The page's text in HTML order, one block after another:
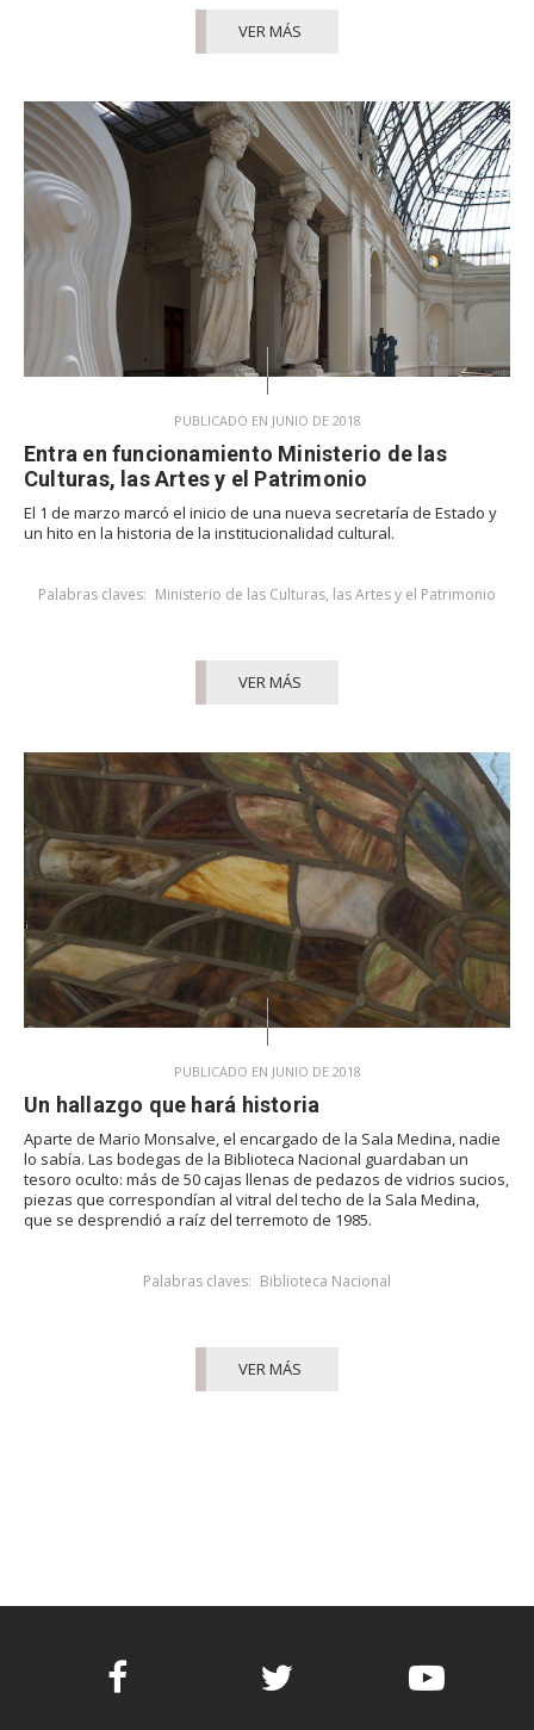
VER MÁS
PUBLICADO EN JUNIO DE 2018
Entra en funcionamiento Ministerio de las
Culturas, las Artes y el Patrimonio
El 1 de marzo marcó el inicio de una nueva secretaría de Estado y
un hito en la historia de la institucionalidad cultural.
Palabras claves: Ministerio de las Culturas, las Artes y el Patrimonio
VER MÁS
PUBLICADO EN JUNIO DE 2018
Un hallazgo que hará historia
Aparte de Mario Monsalve, el encargado de la Sala Medina, nadie
lo sabía. Las bodegas de la Biblioteca Nacional guardaban un
tesoro oculto: más de 50 cajas llenas de pedazos de vidrios sucios,
piezas que correspondían al vitral del techo de la Sala Medina,
que se desprendió a raíz del terremoto de 1985.
Palabras claves: Biblioteca Nacional
VER MÁS